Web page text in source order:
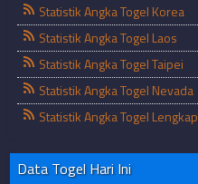
Statistik Angka Togel Korea
Statistik Angka Togel Laos
Statistik Angka Togel Taipei
Statistik Angka Togel Nevada
Statistik Angka Togel Lengkap
Data Togel Hari Ini